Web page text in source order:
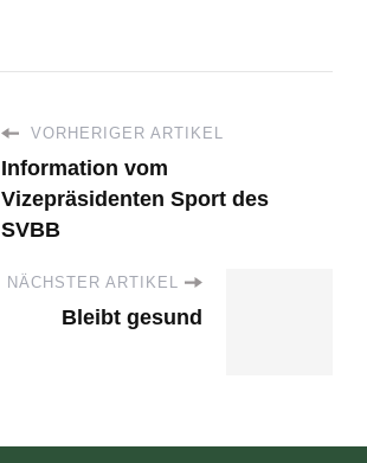
VORHERIGER ARTIKEL
Information vom
Vizepräsidenten Sport des
SVBB
NÄCHSTER ARTIKEL
Bleibt gesund